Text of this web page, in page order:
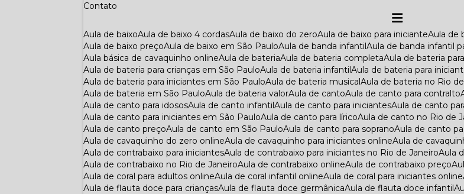
Contato
Aula de baixo Aula de baixo 4 cordas Aula de baixo do zero Aula de baixo para iniciante Aula
Aula de baixo preço
Aula de baixo em São Paulo Aula de banda infantil Aula de banda infantil
Aula básica de cavaquinho online
Aula de bateria Aula de bateria completa Aula de bateria
Aula de bateria para crianças em São Paulo
Aula de bateria infantil Aula de bateria para
Aula de bateria para iniciantes em São Paulo
Aula de bateria musical Aula de bateria no Rio
Aula de bateria em São Paulo
Aula de bateria valor Aula de canto Aula de canto para contralto
Aula de canto para idosos
Aula de canto infantil Aula de canto para iniciantes
Aula de canto
Aula de canto para iniciantes em São Paulo
Aula de canto para lírico Aula de canto no Rio de
Aula de canto preço
Aula de canto em São Paulo Aula de canto para soprano Aula de canto
Aula de cavaquinho do zero online
Aula de cavaquinho para iniciantes online Aula de
Aula de contrabaixo para iniciantes
Aula de contrabaixo para iniciantes no Rio de Janeiro
Aula de contrabaixo no Rio de Janeiro
Aula de contrabaixo online Aula de contrabaixo preço
Aula de coral para adultos online
Aula de coral infantil online Aula de coral para iniciantes online
Aula de flauta doce para crianças
Aula de flauta doce germânica Aula de flauta doce infantil